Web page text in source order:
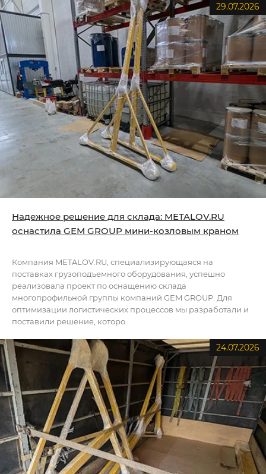
29.07.2026
Надежное решение для склада: METALOV.RU
оснастила GEM GROUP мини-козловым краном
Компания METALOV.RU, специализирующаяся на
поставках грузоподъемного оборудования, успешно
реализовала проект по оснащению склада
многопрофильной группы компаний GEM GROUP. Для
оптимизации логистических процессов мы разработали и
поставили решение, которо..
24.07.2026